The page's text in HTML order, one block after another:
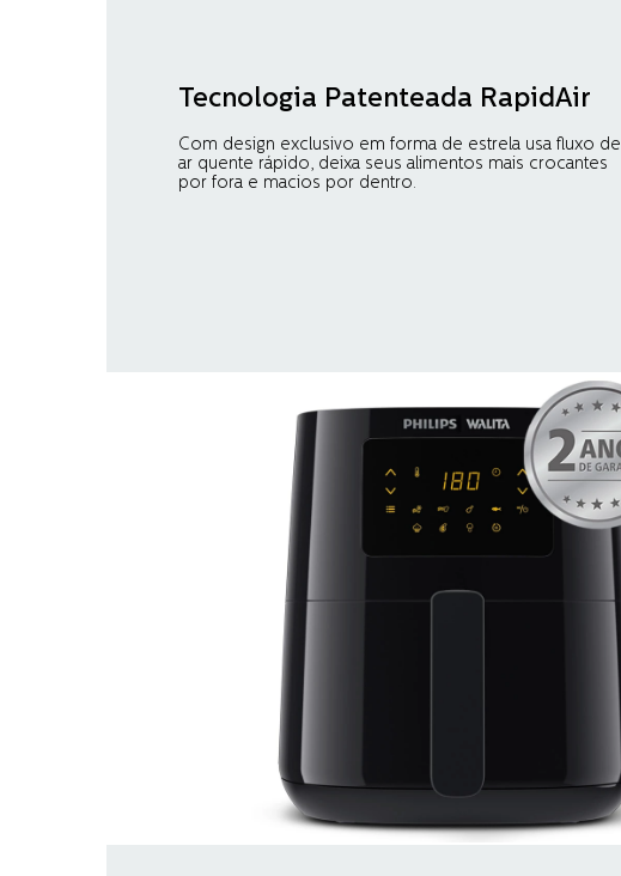
Tecnologia Patenteada RapidAir
Com design exclusivo em forma de estrela usa fluxo de
ar quente rápido, deixa seus alimentos mais crocantes
por fora e macios por dentro.